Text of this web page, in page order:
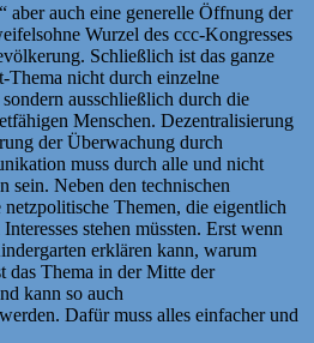
auch eine generelle Öffnung der
Wurzel des ccc-Kongresses
Schließlich ist das ganze
Thema nicht durch einzelne
ausschließlich durch die
Menschen. Dezentralisierung
der Überwachung durch
muss durch alle und nicht
sein. Neben den technischen
Themen, die eigentlich
stehen müssten. Erst wenn
erklären kann, warum
das Thema in der Mitte der
kann so auch
Dafür muss alles einfacher und